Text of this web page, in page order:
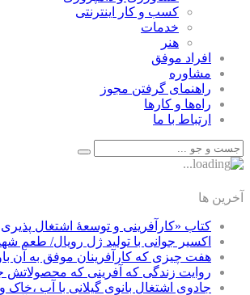
كسب و كار اينترنتی
خدمات
هنر
افراد موفق
مشاوره
راهنمای گرفتن مجوز
راه‌ها و كارها
ارتباط با ما
آخرین ها
کتاب «کارآفرینی و توسعۀ اشتغال
اکسیر جوانی با تولید ژل رویال/ طعم
هفت چیزی که کارآفرینان موفق به آن
روایت زندگی که آفرینی که محصولاتش
جادوی اشتغال بانوی گیلانی با آب ،خاک